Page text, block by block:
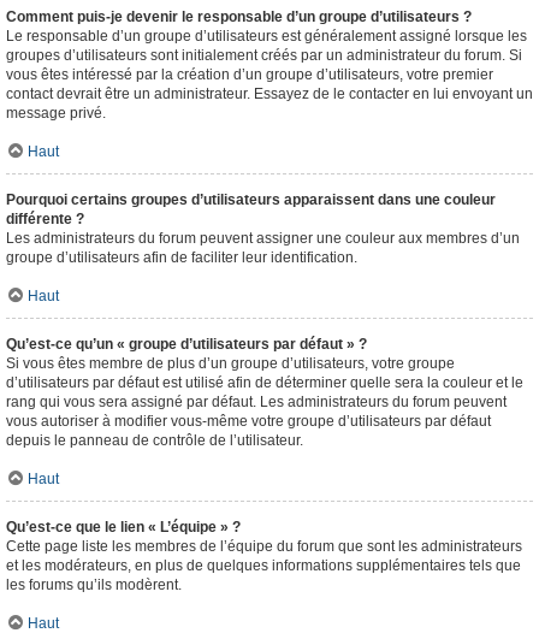
Comment puis-je devenir le responsable d’un groupe d’utilisateurs ?
Le responsable d’un groupe d’utilisateurs est généralement assigné lorsque les
groupes d’utilisateurs sont initialement créés par un administrateur du forum. Si
vous êtes intéressé par la création d’un groupe d’utilisateurs, votre premier
contact devrait être un administrateur. Essayez de le contacter en lui envoyant un
message privé.
Haut
Pourquoi certains groupes d’utilisateurs apparaissent dans une couleur
différente ?
Les administrateurs du forum peuvent assigner une couleur aux membres d’un
groupe d’utilisateurs afin de faciliter leur identification.
Haut
Qu’est-ce qu’un « groupe d’utilisateurs par défaut » ?
Si vous êtes membre de plus d’un groupe d’utilisateurs, votre groupe
d’utilisateurs par défaut est utilisé afin de déterminer quelle sera la couleur et le
rang qui vous sera assigné par défaut. Les administrateurs du forum peuvent
vous autoriser à modifier vous-même votre groupe d’utilisateurs par défaut
depuis le panneau de contrôle de l’utilisateur.
Haut
Qu’est-ce que le lien « L’équipe » ?
Cette page liste les membres de l’équipe du forum que sont les administrateurs
et les modérateurs, en plus de quelques informations supplémentaires tels que
les forums qu’ils modèrent.
Haut